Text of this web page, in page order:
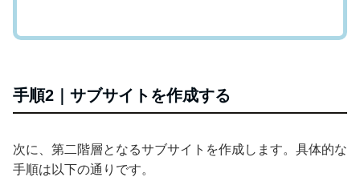
手順2｜サブサイトを作成する
次に、第二階層となるサブサイトを作成します。具体的な
手順は以下の通りです。